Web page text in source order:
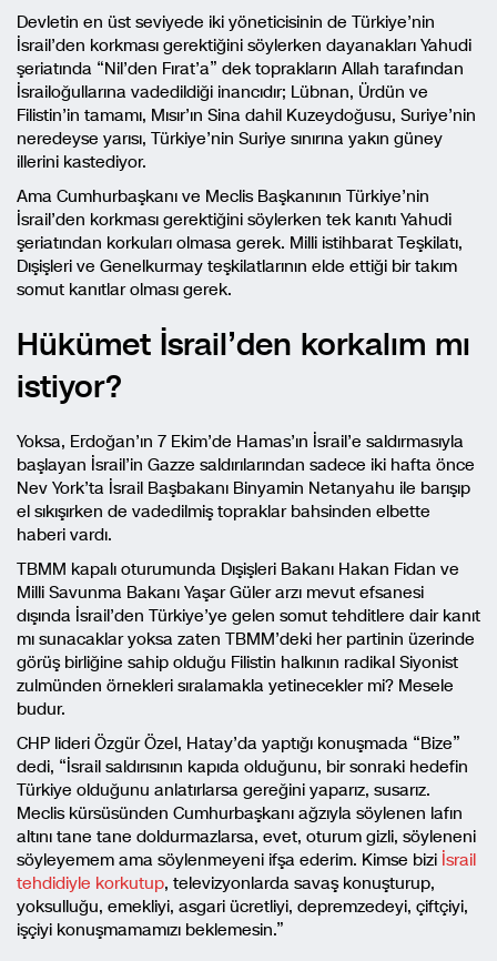
Devletin en üst seviyede iki yöneticisinin de Türkiye’nin
İsrail’den korkması gerektiğini söylerken dayanakları Yahudi
şeriatında “Nil’den Fırat’a” dek toprakların Allah tarafından
İsrailoğullarına vadedildiği inancıdır; Lübnan, Ürdün ve
Filistin’in tamamı, Mısır’ın Sina dahil Kuzeydoğusu, Suriye’nin
neredeyse yarısı, Türkiye’nin Suriye sınırına yakın güney
illerini kastediyor.
Ama Cumhurbaşkanı ve Meclis Başkanının Türkiye’nin
İsrail’den korkması gerektiğini söylerken tek kanıtı Yahudi
şeriatından korkuları olmasa gerek. Milli istihbarat Teşkilatı,
Dışişleri ve Genelkurmay teşkilatlarının elde ettiği bir takım
somut kanıtlar olması gerek.
Hükümet İsrail’den korkalım mı
istiyor?
Yoksa, Erdoğan’ın 7 Ekim’de Hamas’ın İsrail’e saldırmasıyla
başlayan İsrail’in Gazze saldırılarından sadece iki hafta önce
Nev York’ta İsrail Başbakanı Binyamin Netanyahu ile barışıp
el sıkışırken de vadedilmiş topraklar bahsinden elbette
haberi vardı.
TBMM kapalı oturumunda Dışişleri Bakanı Hakan Fidan ve
Milli Savunma Bakanı Yaşar Güler arzı mevut efsanesi
dışında İsrail’den Türkiye’ye gelen somut tehditlere dair kanıt
mı sunacaklar yoksa zaten TBMM’deki her partinin üzerinde
görüş birliğine sahip olduğu Filistin halkının radikal Siyonist
zulmünden örnekleri sıralamakla yetinecekler mi? Mesele
budur.
CHP lideri Özgür Özel, Hatay’da yaptığı konuşmada “Bize”
dedi, “İsrail saldırısının kapıda olduğunu, bir sonraki hedefin
Türkiye olduğunu anlatırlarsa gereğini yaparız, susarız.
Meclis kürsüsünden Cumhurbaşkanı ağzıyla söylenen lafın
altını tane tane doldurmazlarsa, evet, oturum gizli, söyleneni
söyleyemem ama söylenmeyeni ifşa ederim. Kimse bizi İsrail
tehdidiyle korkutup, televizyonlarda savaş konuşturup,
yoksulluğu, emekliyi, asgari ücretliyi, depremzedeyi, çiftçiyi,
işçiyi konuşmamamızı beklemesin.”